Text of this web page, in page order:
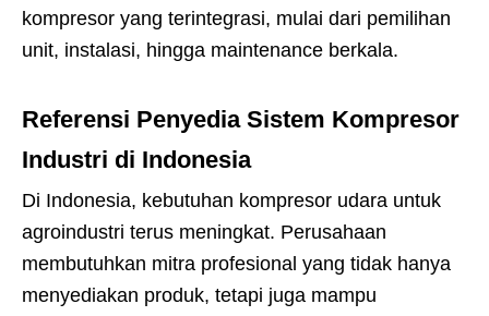
kompresor yang terintegrasi, mulai dari pemilihan
unit, instalasi, hingga maintenance berkala.
Referensi Penyedia Sistem Kompresor
Industri di Indonesia
Di Indonesia, kebutuhan kompresor udara untuk
agroindustri terus meningkat. Perusahaan
membutuhkan mitra profesional yang tidak hanya
menyediakan produk, tetapi juga mampu